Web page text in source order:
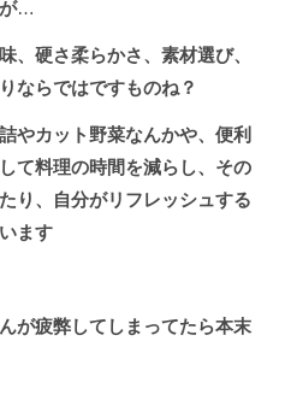
…
、硬さ柔らかさ、素材選び、
ならではですものね？
やカット野菜なんかや、便利
て料理の時間を減らし、その
り、自分がリフレッシュする
ます
が疲弊してしまってたら本末